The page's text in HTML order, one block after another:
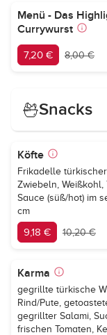
Menü - Das
Currywurst
7,20 € 8,00 €
Snacks
Köfte
Frikadelle
Zwiebeln, Weißkohl,
Sauce (süß/hot) im
cm
9,18 € 10,20 €
Karma
gegrillte türkische
Rind/Pute,
gegrillter Salami,
frischen Tomaten,